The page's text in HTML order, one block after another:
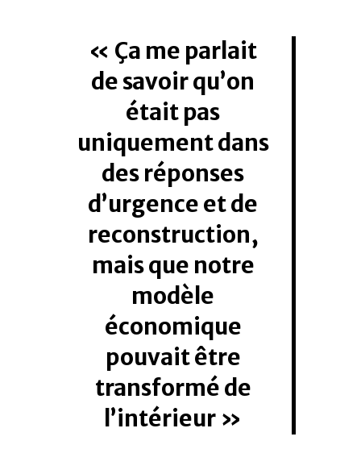
Ça me parlait
de savoir qu’on
était pas
uniquement dans
des réponses
d’urgence et de
reconstruction,
mais que notre
modèle
économique
pouvait être
transformé de
l’intérieur